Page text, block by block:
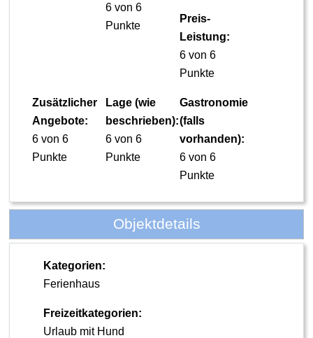
6 von 6
Punkte
Preis-
Leistung:
6 von 6
Punkte
Zusätzlicher
Angebote:
6 von 6
Punkte
Lage (wie
beschrieben):
6 von 6
Punkte
Gastronomie
(falls
vorhanden):
6 von 6
Punkte
Objektdetails
Kategorien:
Ferienhaus
Freizeitkategorien:
Urlaub mit Hund